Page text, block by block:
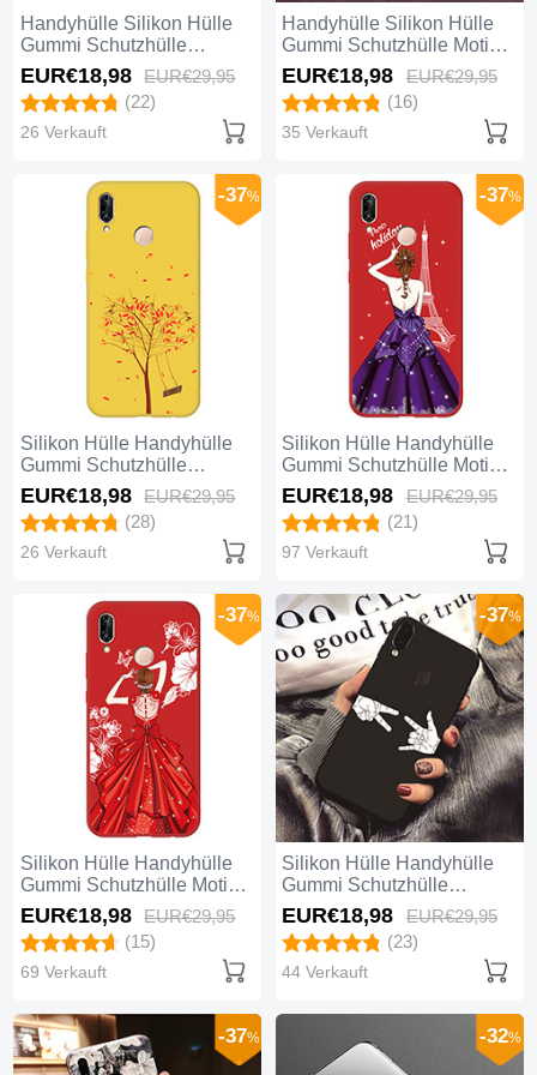
Handyhülle Silikon Hülle
Gummi Schutzhülle
Modisch Muster S01 für
Huawei Nova 3e Grün
EUR€18,98 EUR€29,95
(22)
26 Verkauft
Handyhülle Silikon Hülle
Gummi Schutzhülle Motiv
Kleid Mädchen für Huawei
Nova 3e Rot und Schwarz
EUR€18,98 EUR€29,95
(16)
35 Verkauft
Silikon Hülle Handyhülle
Gummi Schutzhülle
Modisch Muster S03 für
Huawei Nova 3e Gelb
-37%
EUR€18,98 EUR€29,95
(28)
26 Verkauft
Silikon Hülle Handyhülle
Gummi Schutzhülle Motiv
Kleid Mädchen S02 für
Huawei Nova 3e Rot
-37%
EUR€18,98 EUR€29,95
(21)
97 Verkauft
Silikon Hülle Handyhülle
Gummi Schutzhülle Motiv
Kleid Mädchen für Huawei
Nova 3e Rot
-37%
EUR€18,98 EUR€29,95
(15)
69 Verkauft
Silikon Hülle Handyhülle
Gummi Schutzhülle
Modisch Muster für Huawei
Nova 3e Schwarz
-37%
EUR€18,98 EUR€29,95
(23)
44 Verkauft
-37% -32%